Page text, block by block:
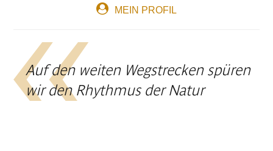
MEIN PROFIL
Auf den weiten Wegstrecken spüren
wir den Rhythmus der Natur